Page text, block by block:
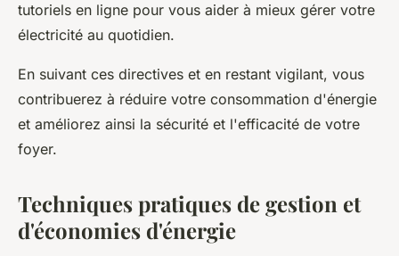
tutoriels en ligne pour vous aider à mieux gérer votre
électricité au quotidien.
En suivant ces directives et en restant vigilant, vous
contribuerez à réduire votre consommation d'énergie
et améliorez ainsi la sécurité et l'efficacité de votre
foyer.
Techniques pratiques de gestion et
d'économies d'énergie